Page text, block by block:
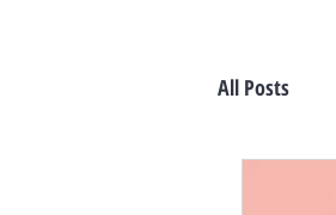
All Posts